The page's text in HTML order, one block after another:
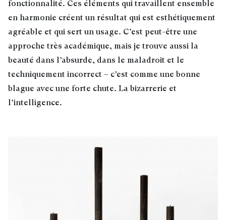
fonctionnalité. Ces éléments qui travaillent ensemble
en harmonie créent un résultat qui est esthétiquement
agréable et qui sert un usage. C’est peut-être une
approche très académique, mais je trouve aussi la
beauté dans l’absurde, dans le maladroit et le
techniquement incorrect – c’est comme une bonne
blague avec une forte chute. La bizarrerie et
l’intelligence.